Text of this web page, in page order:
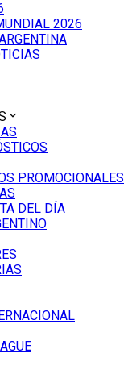
2026
PROMOCIONALES
DEL DÍA